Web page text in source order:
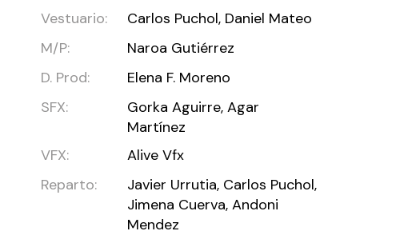
Vestuario:
Carlos Puchol, Daniel Mateo
M/P:
Naroa Gutiérrez
D. Prod:
Elena F. Moreno
SFX:
Gorka Aguirre, Agar
Martínez
VFX:
Alive Vfx
Reparto:
Javier Urrutia, Carlos Puchol,
Jimena Cuerva, Andoni
Mendez